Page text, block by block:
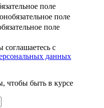
поле
обязательное поле
поле
с
данных
чтобы быть в курсе